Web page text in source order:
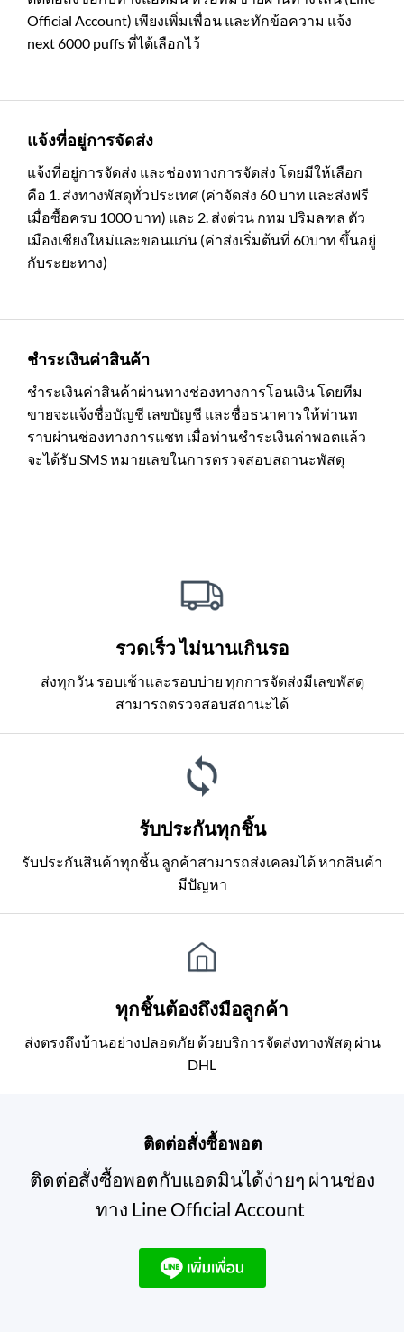
Official Account) เพียงเพิ่มเพื่อน และทักข้อความ แจ้ง
next 6000 puffs ที่ได้เลือกไว้
แจ้งที่อยู่การจัดส่ง
แจ้งที่อยู่การจัดส่ง และช่องทางการจัดส่ง โดยมีให้เลือก
คือ 1. ส่งทางพัสดุทั่วประเทศ (ค่าจัดส่ง 60 บาท และส่งฟรี
เมื่อซื้อครบ 1000 บาท) และ 2. ส่งด่วน กทม ปริมลฑล ตัว
เมืองเชียงใหม่และขอนแก่น (ค่าส่งเริ่มต้นที่ 60บาท ขึ้นอยู่
กับระยะทาง)
ชำระเงินค่าสินค้า
ชำระเงินค่าสินค้าผ่านทางช่องทางการโอนเงิน โดยทีม
ขายจะแจ้งชื่อบัญชี เลขบัญชี และชื่อธนาคารให้ท่านท
ราบผ่านช่องทางการแชท เมื่อท่านชำระเงินค่าพอตแล้ว
จะได้รับ SMS หมายเลขในการตรวจสอบสถานะพัสดุ
รวดเร็ว ไม่นานเกินรอ
ส่งทุกวัน รอบเช้าและรอบบ่าย ทุกการจัดส่งมีเลขพัสดุ
สามารถตรวจสอบสถานะได้
รับประกันทุกชิ้น
รับประกันสินค้าทุกชิ้น ลูกค้าสามารถส่งเคลมได้ หากสินค้า
มีปัญหา
ทุกชิ้นต้องถึงมือลูกค้า
ส่งตรงถึงบ้านอย่างปลอดภัย ด้วยบริการจัดส่งทางพัสดุ ผ่าน
DHL
ติดต่อสั่งซื้อพอต
ติดต่อสั่งซื้อพอตกับแอดมินได้ง่ายๆ ผ่านช่อง
ทาง Line Official Account